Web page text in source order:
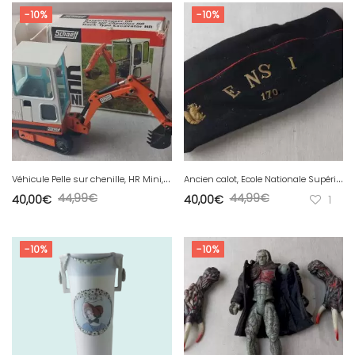
-10%
V
éhicule Pelle sur chenille, HR Mini, Schaeff
44,99€
40,00€
-10%
A
ncien calot, Ecole Nationale Supérieure dIngénieurs, ENSI, 170
44,99€
40,00€ 1
-10% -10%